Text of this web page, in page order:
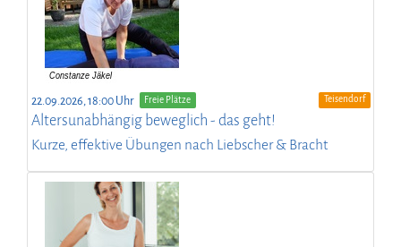
22.09.2026, 18:00 Uhr Freie Plätze Teisendorf
Altersunabhängig beweglich - das geht!
Kurze, effektive Übungen nach Liebscher & Bracht